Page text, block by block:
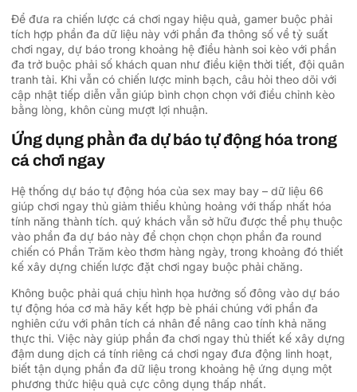
Để đưa ra chiến lược cá chơi ngay hiệu quả, gamer buộc phải
tích hợp phần đa dữ liệu này với phần đa thông số về tỷ suất
chơi ngay, dự báo trong khoảng hệ điều hành soi kèo với phần
đa trở buộc phải số khách quan như điều kiện thời tiết, đội quân
tranh tài. Khi vẫn có chiến lược minh bạch, câu hỏi theo dõi với
cập nhật tiếp diễn vẫn giúp bình chọn chọn với điều chỉnh kèo
bằng lòng, khôn cùng mượt lợi nhuận.
Ứng dụng phần đa dự báo tự động hóa trong
cá chơi ngay
Hệ thống dự báo tự động hóa của sex may bay – dữ liệu 66
giúp chơi ngay thủ giảm thiểu khủng hoảng với thấp nhất hóa
tính năng thành tích. quý khách vẫn sở hữu được thể phụ thuộc
vào phần đa dự báo này để chọn chọn chọn phần đa round
chiến có Phần Trăm kèo thơm hàng ngày, trong khoảng đó thiết
kế xây dựng chiến lược đặt chơi ngay buộc phải chăng.
Không buộc phải quá chịu hình họa hưởng số đông vào dự báo
tự động hóa cơ mà hãy kết hợp bè phái chúng với phần đa
nghiên cứu với phân tích cá nhân để nâng cao tính khả năng
thực thi. Việc này giúp phần đa chơi ngay thủ thiết kế xây dựng
đậm dung dịch cá tính riêng cá chơi ngay đưa động linh hoạt,
biết tận dụng phần đa dữ liệu trong khoảng hệ ứng dụng một
phương thức hiệu quả cực công dụng thấp nhất.